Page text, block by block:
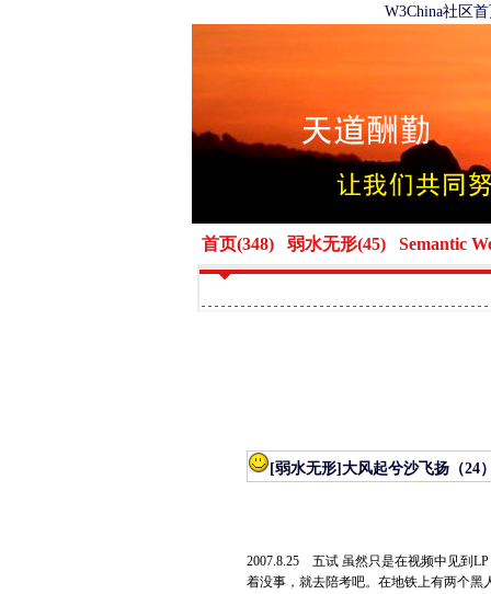
W3China社区
首页(348) 弱水无形(45) Semantic
[弱水无形] 大风起兮沙飞扬（24）
2007.8.25 五试 虽然只是在视频中见到
着没事，就去陪考吧。在地铁上有两个黑